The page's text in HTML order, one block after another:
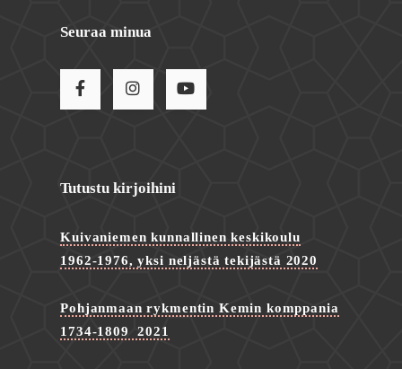
Seuraa minua
Tutustu kirjoihini
Kuivaniemen kunnallinen keskikoulu
1962-1976, yksi neljästä tekijästä 2020
Pohjanmaan rykmentin Kemin komppania
1734-1809 2021